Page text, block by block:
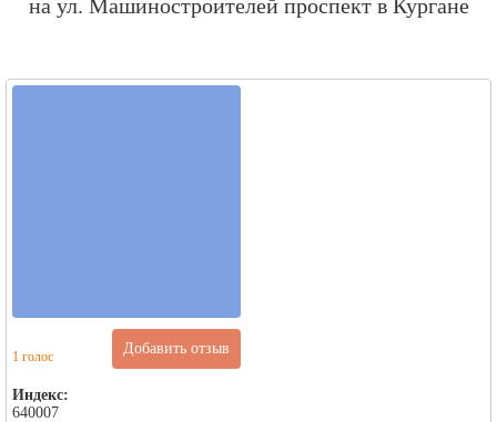
на ул. Машиностроителей проспект в Кургане
1 голос Добавить отзыв
Индекс:
640007